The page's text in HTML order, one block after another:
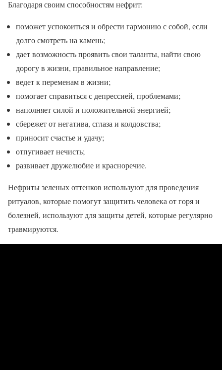
Благодаря своим способностям нефрит:
поможет успокоиться и обрести гармонию с собой, если
долго смотреть на камень;
дает возможность проявить свои таланты, найти свою
дорогу в жизни, правильное направление;
ведет к переменам в жизни;
помогает справиться с депрессией, проблемами;
наполняет силой и положительной энергией;
сбережет от негатива, сглаза и колдовства;
приносит счастье и удачу;
отпугивает нечисть;
развивает дружелюбие и красноречие.
Нефриты зеленых оттенков используют для проведения
ритуалов, которые помогут защитить человека от горя и
болезней, используют для защиты детей, которые регулярно
травмируются.